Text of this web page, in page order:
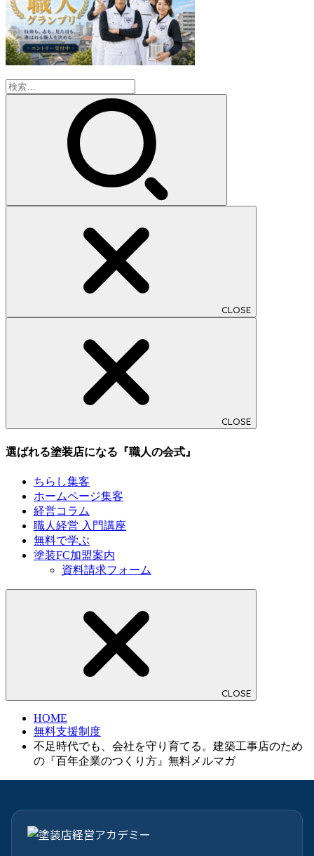
検
索:
CLOSE
CLOSE
選ばれる塗装店になる『職人の会式』
ちらし集客
ホームページ集客
経営コラム
職人経営 入門講座
無料で学ぶ
塗装FC加盟案内
資料請求フォーム
CLOSE
HOME
無料支援制度
不足時代でも、会社を守り育てる。建築工事店のため
の『百年企業のつくり方』無料メルマガ